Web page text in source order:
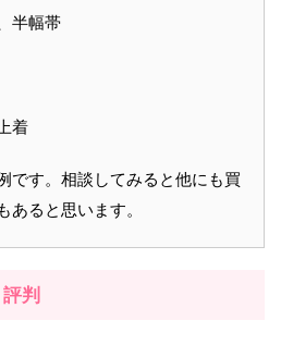
半幅帯
着
です。相談してみると他にも買
あると思います。
判